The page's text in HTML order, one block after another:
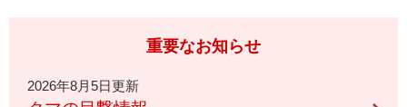
重要なお知らせ
2026年8月5日更新